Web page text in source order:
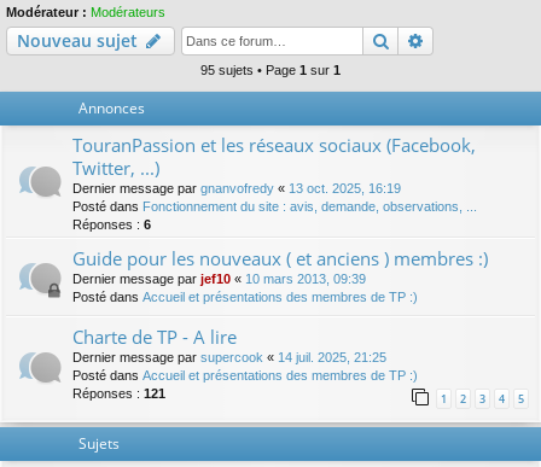
de
h
Modérateur : Modérateurs
Nouveau sujet Rechercher
95 sujets • Page 1 sur 1
Annonces
TouranPassion et les réseaux sociaux (Facebook,
Twitter, ...)
Dernier message par gnanvofredy « 13 oct. 2025, 16:19
Posté dans Fonctionnement du site : avis, demande, observations, ...
Réponses : 6
Guide pour les nouveaux ( et anciens ) membres :)
Dernier message par jef10 « 10 mars 2013, 09:39
Posté dans Accueil et présentations des membres de TP :)
Charte de TP - A lire
Dernier message par supercook « 14 juil. 2025, 21:25
Posté dans Accueil et présentations des membres de TP :)
Réponses : 121 1 2 3 4 5
Sujets